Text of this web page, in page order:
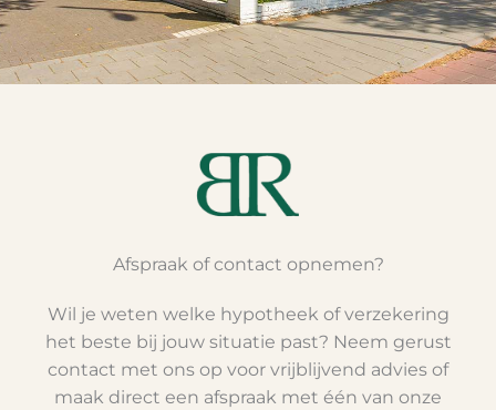
Afspraak of contact opnemen?
Wil je weten welke hypotheek of verzekering
het beste bij jouw situatie past? Neem gerust
contact met ons op voor vrijblijvend advies of
maak direct een afspraak met één van onze